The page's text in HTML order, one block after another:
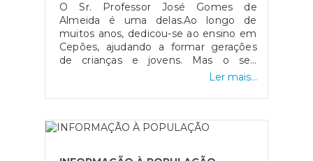
O Sr. Professor José Gomes de
Almeida é uma delas.Ao longo de
muitos anos, dedicou-se ao ensino em
Cepões, ajudando a formar gerações
de crianças e jovens. Mas o seu
contributo à nossa terra não se ficou
conhecimento, dedicação e um
participou de forma discreta, mas
desenvolvimento de Cepões, deixando
Ler mais...